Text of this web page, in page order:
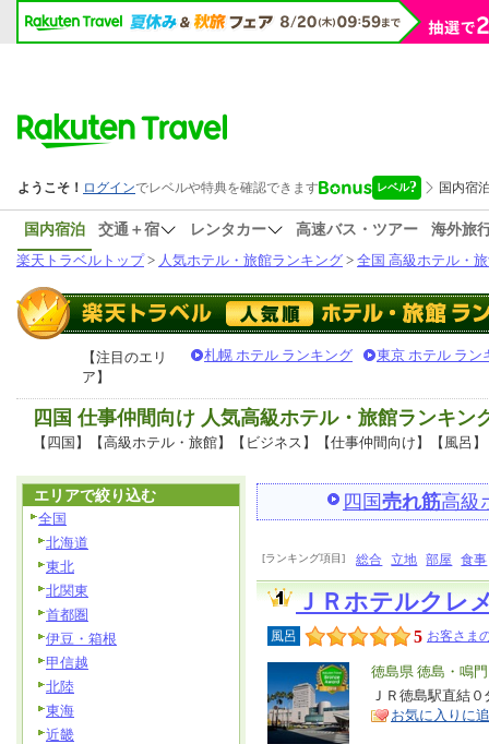
国内宿泊 交通＋宿 レンタカー 高速バス・ツアー
海外旅
楽天トラベルトップ> 人気ホテル・旅館ランキング > 全国 高級ホテル・
【注目のエリ
ア】
札幌 ホテル ランキング 東京 ホテル ラン
四国 仕事仲間向け 人気高級ホテル・旅館ランキン
【四国】【高級ホテル・旅館】【ビジネス】【仕事仲間向け】【風呂】
四国売れ筋高級
[ランキング項目] 総合 立地 部屋 食事
ＪＲホテルクレ
風呂 5 お客さま
エ
リ
ア
徳島県 徳島・鳴門
特
徴
ＪＲ徳島駅直結
お気に入りに
エリアで絞り込む
全国
北海道
東北
北関東
首都圏
伊豆・箱根
甲信越
北陸
東海
近畿